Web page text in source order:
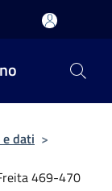
dati >
469-470